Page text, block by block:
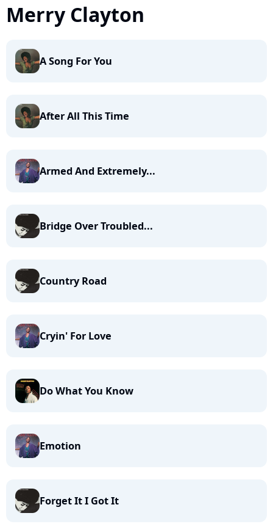
Merry Clayton
A Song For You
After All This Time
Armed And Extremely...
Bridge Over Troubled...
Country Road
Cryin' For Love
Do What You Know
Emotion
Forget It I Got It